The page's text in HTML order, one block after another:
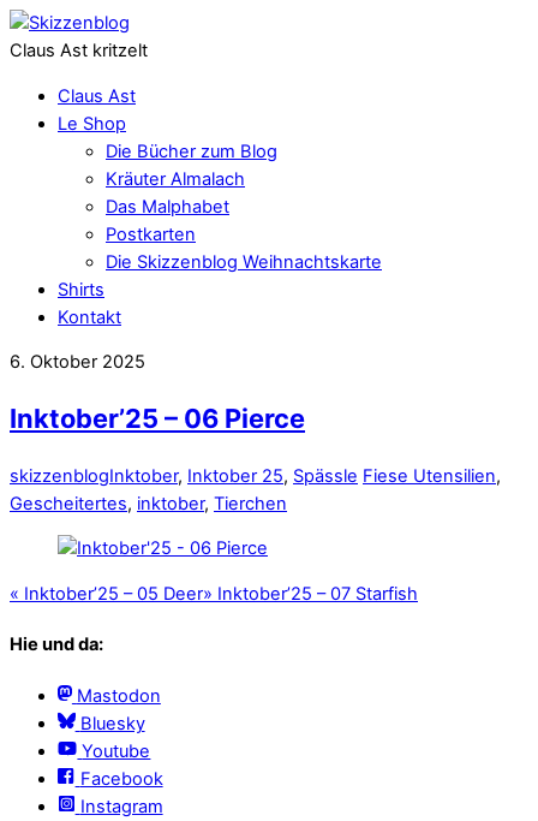
Claus Ast kritzelt
Claus Ast
Le Shop
Die Bücher zum Blog
Kräuter Almalach
Das Malphabet
Postkarten
Die Skizzenblog Weihnachtskarte
Shirts
Kontakt
6. Oktober 2025
Inktober’25 – 06 Pierce
skizzenblogInktober, Inktober 25, Spässle Fiese Utensilien,
Gescheitertes, inktober, Tierchen
« Inktober’25 – 05 Deer» Inktober’25 – 07 Starfish
Hie und da:
Mastodon
Bluesky
Youtube
Facebook
Instagram